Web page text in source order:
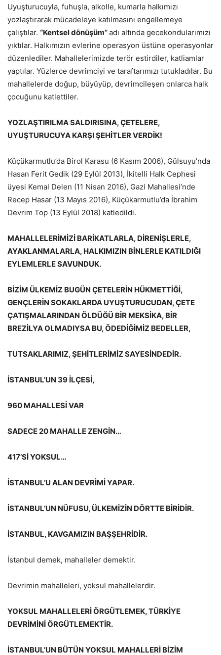
Uyuşturucuyla, fuhuşla, alkolle, kumarla halkımızı
yozlaştırarak mücadeleye katılmasını engellemeye
çalıştılar. “Kentsel dönüşüm”adı altında gecekondularımızı
yıktılar. Halkımızın evlerine operasyon üstüne operasyonlar
düzenlediler. Mahallelerimizde terör estirdiler, katliamlar
yaptılar. Yüzlerce devrimciyi ve taraftarımızı tutukladılar. Bu
mahallelerde doğup, büyüyüp, devrimcileşen onlarca halk
çocuğunu katlettiler.
YOZLAŞTIRILMA SALDIRISINA, ÇETELERE,
UYUŞTURUCUYA KARŞI ŞEHİTLER VERDİK!
Küçükarmutlu’da Birol Karasu (6 Kasım 2006), Gülsuyu’nda
Hasan Ferit Gedik (29 Eylül 2013), İkitelli Halk Cephesi
üyesi Kemal Delen (11 Nisan 2016), Gazi Mahallesi’nde
Recep Hasar (13 Mayıs 2016), Küçükarmutlu’da İbrahim
Devrim Top (13 Eylül 2018) katledildi.
MAHALLELERİMİZİ BARİKATLARLA, DİRENİŞLERLE,
AYAKLANMALARLA, HALKIMIZIN BİNLERLE KATILDIĞI
EYLEMLERLE SAVUNDUK.
BİZİM ÜLKEMİZ BUGÜN ÇETELERİN HÜKMETTİĞİ,
GENÇLERİN SOKAKLARDA UYUŞTURUCUDAN, ÇETE
ÇATIŞMALARINDAN ÖLDÜĞÜ BİR MEKSİKA, BİR
BREZİLYA OLMADIYSA BU, ÖDEDİĞİMİZ BEDELLER,
TUTSAKLARIMIZ, ŞEHİTLERİMİZ SAYESİNDEDİR.
İSTANBUL’UN 39 İLÇESİ,
960 MAHALLESİ VAR
SADECE 20 MAHALLE ZENGİN…
417’Sİ YOKSUL…
İSTANBUL’U ALAN DEVRİMİ YAPAR.
İSTANBUL’UN NÜFUSU, ÜLKEMİZİN DÖRTTE BİRİDİR.
İSTANBUL, KAVGAMIZIN BAŞŞEHRİDİR.
İstanbul demek, mahalleler demektir.
Devrimin mahalleleri, yoksul mahallelerdir.
YOKSUL MAHALLELERİ ÖRGÜTLEMEK, TÜRKİYE
DEVRİMİNİ ÖRGÜTLEMEKTİR.
İSTANBUL’UN BÜTÜN YOKSUL MAHALLERİ BİZİM